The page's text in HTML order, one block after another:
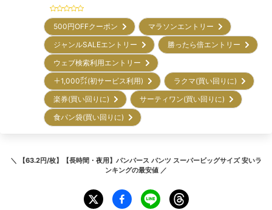
500円OFFクーポン
マラソンエントリー
ジャンルSALEエントリー
勝ったら倍エントリー
ウェブ検索利用エントリー
＋1,000㌽(初サービス利用)
ラクマ(買い回りに)
楽券(買い回りに)
サーティワン(買い回りに)
食パン袋(買い回りに)
＼
【63.2円/枚】【長時間・夜用】パンパース パンツ スーパービッグサイズ 安いラ
ンキングの最安値 ／